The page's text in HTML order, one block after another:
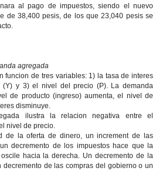
al pago de impuestos, siendo el nuevo
de 38,400 pesis, de los que 23,040 pesis se
agregada
funcion de tres variables: 1) la tasa de interes
y 3) el nivel del precio (P). La demanda
de producto (ingreso) aumenta, el nivel de
disminuye.
ilustra la relacion negativa entre el
nivel de precio.
de la oferta de dinero, un increment de las
decremento de los impuestos hace que la
hacia la derecha. Un decremento de la
de las compras del gobierno o un